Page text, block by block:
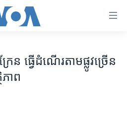
ន ធ្វើដំណើរ​តាមផ្លូវ​ច្រើន​
ភាព